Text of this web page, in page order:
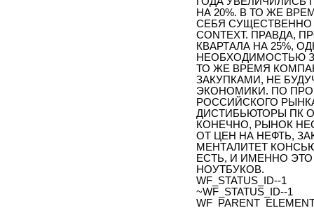
НА 20%. В ТО ЖЕ
СЕБЯ СУЩЕСТВЕННО
CONTEXT. ПРАВДА,
КВАРТАЛА НА 25%,
НЕОБХОДИМОСТЬЮ
ТО ЖЕ ВРЕМЯ
ЗАКУПКАМИ, НЕ
ЭКОНОМИКИ. ПО
РОССИЙСКОГО
ДИСТИБЬЮТОРЫ ПК
КОНЕЧНО, РЫНОК
ОТ ЦЕН НА НЕФТЬ,
МЕНТАЛИТЕТ
ЕСТЬ, И ИМЕННО
НОУТБУКОВ.
WF_STATUS_ID--1
~WF_STATUS_ID--1